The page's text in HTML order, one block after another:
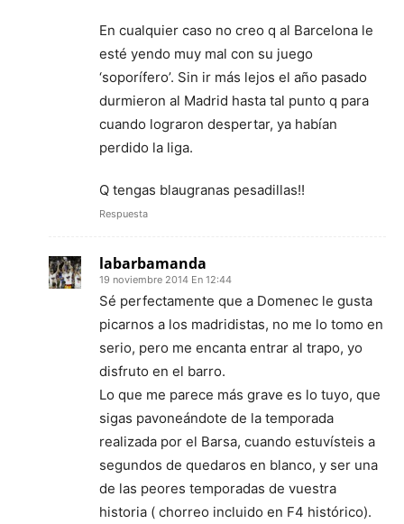
En cualquier caso no creo q al Barcelona le
esté yendo muy mal con su juego
‘soporífero’. Sin ir más lejos el año pasado
durmieron al Madrid hasta tal punto q para
cuando lograron despertar, ya habían
perdido la liga.
Q tengas blaugranas pesadillas!!
Respuesta
labarbamanda
19 noviembre 2014 En 12:44
Sé perfectamente que a Domenec le gusta
picarnos a los madridistas, no me lo tomo en
serio, pero me encanta entrar al trapo, yo
disfruto en el barro.
Lo que me parece más grave es lo tuyo, que
sigas pavoneándote de la temporada
realizada por el Barsa, cuando estuvísteis a
segundos de quedaros en blanco, y ser una
de las peores temporadas de vuestra
historia ( chorreo incluido en F4 histórico).